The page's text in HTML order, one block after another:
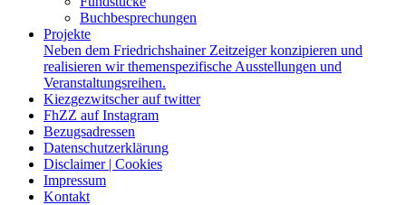
Buchbesprechungen
Projekte
Neben dem Friedrichshainer Zeitzeiger konzipieren und
realisieren wir themenspezifische Ausstellungen und
Veranstaltungsreihen.
Kiezgezwitscher auf twitter
FhZZ auf Instagram
Bezugsadressen
Datenschutzerklärung
Disclaimer | Cookies
Impressum
Kontakt